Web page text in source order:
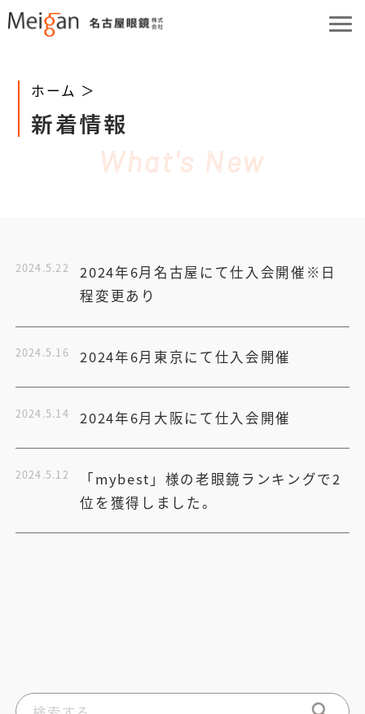
What's New
ホーム ＞
新着情報
2024.5.22
2024年6月名古屋にて仕入会開催※日
程変更あり
2024.5.16 2024年6月東京にて仕入会開催
2024.5.14 2024年6月大阪にて仕入会開催
2024.5.12
「mybest」様の老眼鏡ランキングで2
位を獲得しました。